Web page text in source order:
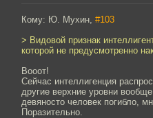
Кому: Ю. Мухин, #103
> Видовой признак
которой не предусмотренно
Вооот!
Сейчас интеллигенция
другие верхние уровни
девяносто человек погибло,
Поразительно.